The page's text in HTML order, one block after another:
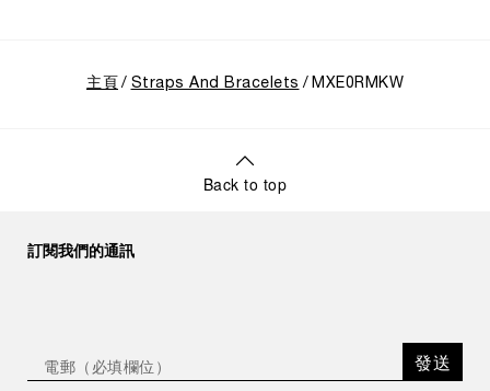
主頁 Straps And Bracelets MXE0RMKW
Back to top
訂閱我們的通訊
發送